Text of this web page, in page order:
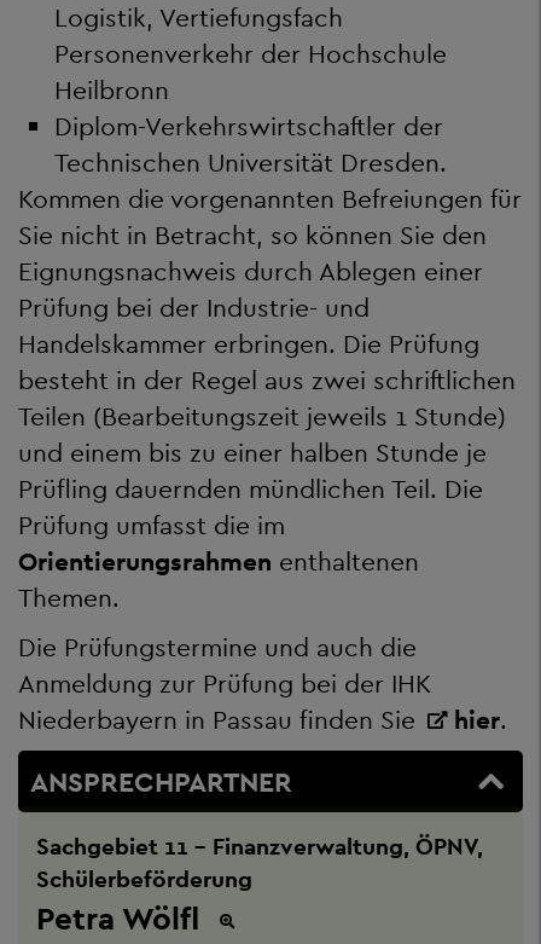
Logistik, Vertiefungsfach
Personenverkehr der Hochschule
Heilbronn
Diplom-Verkehrswirtschaftler der
Technischen Universität Dresden.
Kommen die vorgenannten Befreiungen für
Sie nicht in Betracht, so können Sie den
Eignungsnachweis durch Ablegen einer
Prüfung bei der Industrie- und
Handelskammer erbringen. Die Prüfung
besteht in der Regel aus zwei schriftlichen
Teilen (Bearbeitungszeit jeweils 1 Stunde)
und einem bis zu einer halben Stunde je
Prüfling dauernden mündlichen Teil. Die
Prüfung umfasst die im
Orientierungsrahmen enthaltenen
Themen.
Die Prüfungstermine und auch die
Anmeldung zur Prüfung bei der IHK
Niederbayern in Passau finden Sie
hier.
ANSPRECHPARTNER
Sachgebiet 11 - Finanzverwaltung, ÖPNV,
Schülerbeförderung
Petra Wölfl